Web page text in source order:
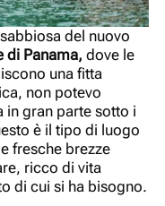
del nuovo
di Panama, dove le
una fitta
non potevo
in gran parte sotto i
è il tipo di luogo
fresche brezze
ricco di vita
di cui si ha bisogno.